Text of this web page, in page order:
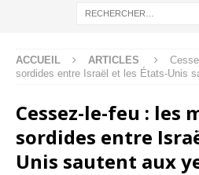
ACCUEIL ARTICLES
sordides entre Israël et les États-Unis
Cessez-le-feu : les
sordides entre
Unis sautent aux